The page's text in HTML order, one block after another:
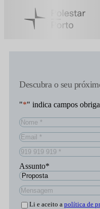
Saltar para o conteúdo
Descubra o seu
"*" indica campos
Nome *
Email *
Telefone *
Assunto*
Mensagem
Consentimento*
Li e aceito a política de